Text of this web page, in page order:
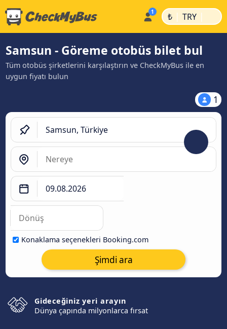
₺ | TRY |
Samsun - Göreme otobüs bilet bul
Tüm otobüs şirketlerini karşılaştırın ve CheckMyBus ile en
uygun fiyatı bulun
1
Konaklama seçenekleri Booking.com
Şimdi ara
Gideceğiniz yeri arayın
Dünya çapında milyonlarca fırsat